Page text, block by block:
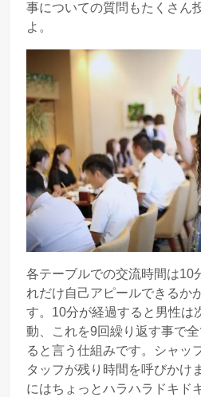
事についての質問もたくさん
よ。
各テーブルでの交流時間は10
れだけ自己アピールできるか
す。10分が経過すると男性は
動、これを9回繰り返す事で
ると言う仕組みです。シャッ
タッフが残り時間を呼びかけ
にはちょっとハラハラドキド